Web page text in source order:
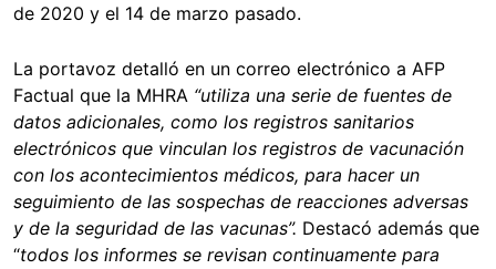
de 2020 y el 14 de marzo pasado.
La portavoz detalló en un correo electrónico a AFP
Factual que la MHRA “utiliza una serie de fuentes de
datos adicionales, como los registros sanitarios
electrónicos que vinculan los registros de vacunación
con los acontecimientos médicos, para hacer un
seguimiento de las sospechas de reacciones adversas
y de la seguridad de las vacunas”. Destacó además que
“todos los informes se revisan continuamente para